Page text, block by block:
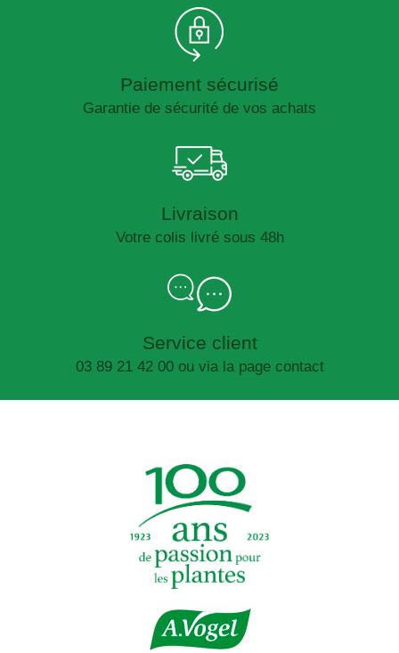
Paiement sécurisé
Garantie de sécurité de vos achats
Livraison
Votre colis livré sous 48h
Service client
03 89 21 42 00 ou via la page contact